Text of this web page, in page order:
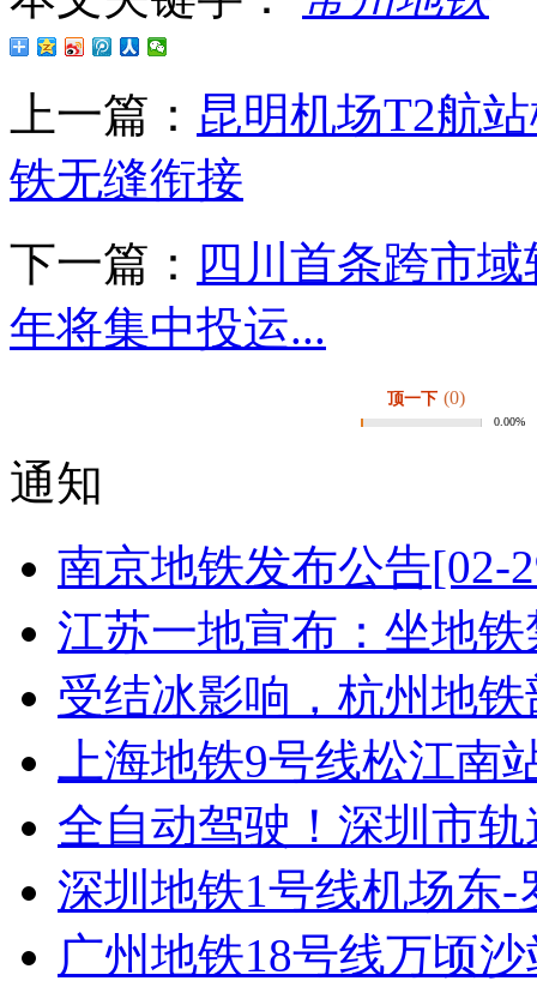
上一篇： 昆明机场T2航
铁无缝衔接
下一篇： 四川首条跨市
年将集中投运...
顶一下 (0)
0.00%
通知
南京地铁发布公告[02-
江苏一地宣布：坐地铁
受结冰影响，杭州地
上海地铁9号线松江南
全自动驾驶！深圳市
深圳地铁1号线机场东-
广州地铁18号线万顷